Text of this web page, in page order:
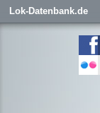
Lok-Datenbank.de